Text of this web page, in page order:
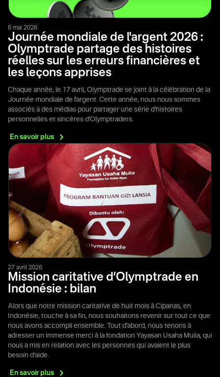
6 mai 2026
Journée mondiale de l'argent 2026 :
Olymptrade partage des histoires
réelles sur les erreurs financières et
les leçons apprises
Chaque année, le 17 avril, Olymptrade se joint à la célébration de la
Journée mondiale de l'argent. Cette année, nous nous sommes
associés à des médias pour partager une série d'histoires
personnelles et sincères d'Olymptraders.
En savoirplus
27 avril 2026
Mission caritative d’Olymptrade en
Indonésie : bilan
Alors que notre mission caritative de huit mois à Cipanas, en
Indonésie, touche à sa fin, nous souhaitons revenir sur tout ce que
nous avons accompli ensemble. Tout d’abord, nous tenons à
adresser un immense merci à la fondation Yayasan Usaha Mulia, qui
nous a mis en relation avec les personnes qui avaient le plus
besoin d’aide.
En savoirplus